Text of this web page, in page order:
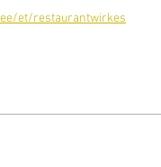
et/restaurantwirkes